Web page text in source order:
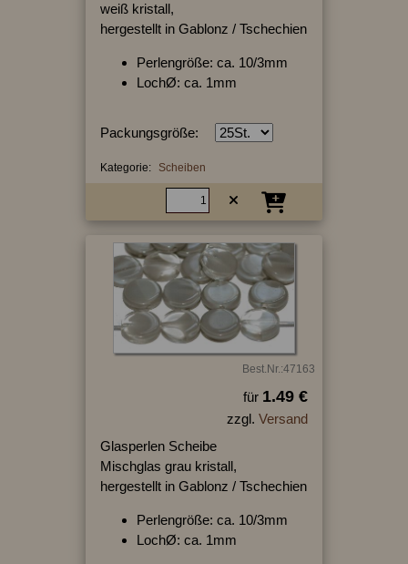
weiß kristall,
hergestellt in Gablonz / Tschechien
Perlengröße: ca. 10/3mm
LochØ: ca. 1mm
Packungsgröße:
Kategorie: Scheiben
Best.Nr.:47163
für 1.49 €
zzgl. Versand
Glasperlen Scheibe
Mischglas grau kristall,
hergestellt in Gablonz / Tschechien
Perlengröße: ca. 10/3mm
LochØ: ca. 1mm